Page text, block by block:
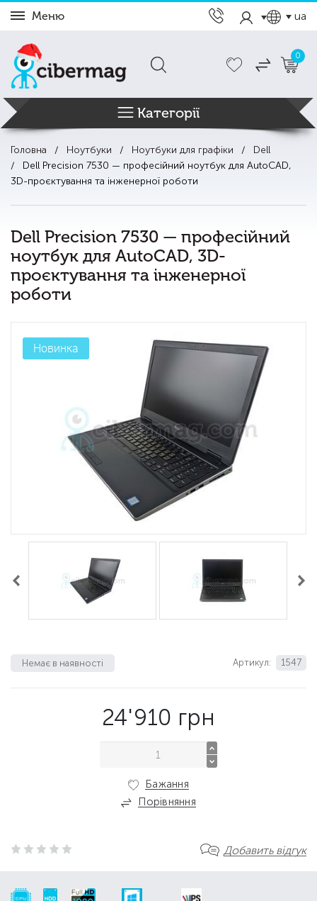
Меню ua
0
Категорії
Головна Ноутбуки Ноутбуки для графіки
Dell
Dell Precision 7530 — професійний ноутбук для AutoCAD,
3D-проєктування та інженерної роботи
Dell Precision 7530 — професійний
ноутбук для AutoCAD, 3D-
проєктування та інженерної
роботи
Новинка
Добавить відгук
Артикул: 1547
Немає в наявності
24'910 грн
Бажання
Порівняння